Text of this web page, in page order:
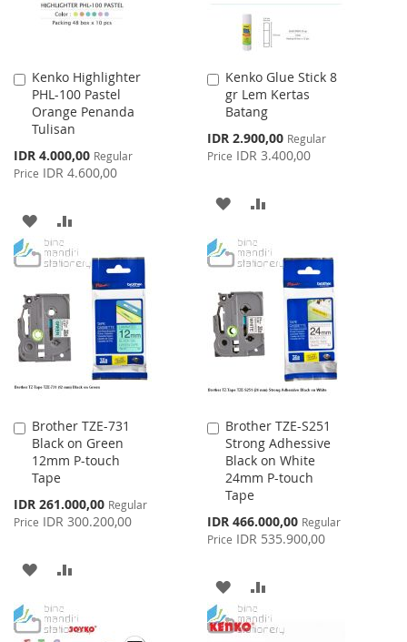
Kenko Highlighter
PHL-100 Pastel
Orange Penanda
Tulisan
Special
Price
IDR 4.000,00 Regular
Price IDR 4.600,00
Add
to
Cart
ADD
TO
LIST
TO
COMPARE
Kenko Glue Stick 8
gr Lem Kertas
Batang
Special
Price
IDR 2.900,00 Regular
Price IDR 3.400,00
Add
to
Cart
ADD
WISH
LIST
COMPARE
Brother TZE-731
Black on Green
12mm P-touch
Tape
Special
Price
IDR 261.000,00 Regular
Price IDR 300.200,00
Add
to
Cart
ADD
WISHCOMPARE
Brother TZE-S251
Strong Adhessive
Black on White
24mm P-touch
Tape
Special
Price
IDR 466.000,00 Regular
Price IDR 535.900,00
Add
to
Cart
ADD
TO
TO